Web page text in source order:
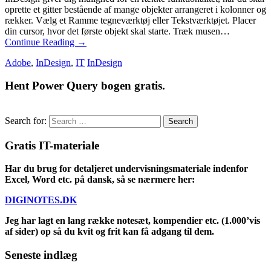
oprette et gitter bestående af mange objekter arrangeret i kolonner og
rækker. Vælg et Ramme tegneværktøj eller Tekstværktøjet. Placer
din cursor, hvor det første objekt skal starte. Træk musen…
Continue Reading →
Adobe, InDesign, IT InDesign
Hent Power Query bogen gratis.
Search for:
Gratis IT-materiale
Har du brug for detaljeret undervisningsmateriale indenfor
Excel, Word etc. på dansk, så se nærmere her:
DIGINOTES.DK
Jeg har lagt en lang række notesæt, kompendier etc. (1.000’vis
af sider) op så du kvit og frit kan få adgang til dem.
Seneste indlæg